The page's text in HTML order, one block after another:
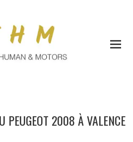
PEUGEOT 2008 À VALENCE